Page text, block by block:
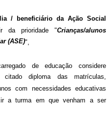
/ beneficiário da Ação Social
da prioridade "Crianças/alunos
(ASE)",
de educação considere
diploma das matrículas,
com necessidades educativas
a turma em que venham a ser